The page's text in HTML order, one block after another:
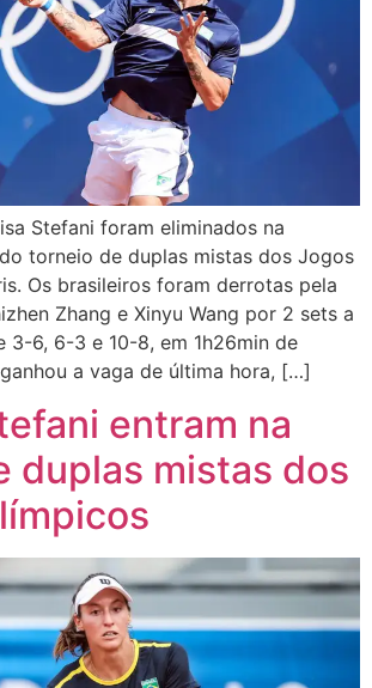
Stefani foram eliminados na
torneio de duplas mistas dos Jogos
Os brasileiros foram derrotas pela
Zhang e Xinyu Wang por 2 sets a
3-6, 6-3 e 10-8, em 1h26min de
a vaga de última hora, […]
entram na
duplas mistas dos